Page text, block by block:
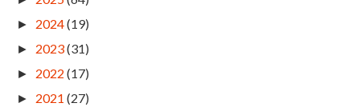
► 2024(19)
► 2023(31)
► 2022 (17)
► 2021 (27)